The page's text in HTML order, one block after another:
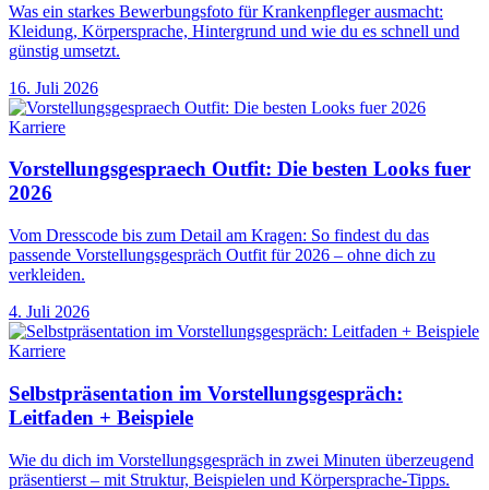
Was ein starkes Bewerbungsfoto für Krankenpfleger ausmacht:
Kleidung, Körpersprache, Hintergrund und wie du es schnell und
günstig umsetzt.
16. Juli 2026
Karriere
Vorstellungsgespraech Outfit: Die besten Looks fuer
2026
Vom Dresscode bis zum Detail am Kragen: So findest du das
passende Vorstellungsgespräch Outfit für 2026 – ohne dich zu
verkleiden.
4. Juli 2026
Karriere
Selbstpräsentation im Vorstellungsgespräch:
Leitfaden + Beispiele
Wie du dich im Vorstellungsgespräch in zwei Minuten überzeugend
präsentierst – mit Struktur, Beispielen und Körpersprache-Tipps.